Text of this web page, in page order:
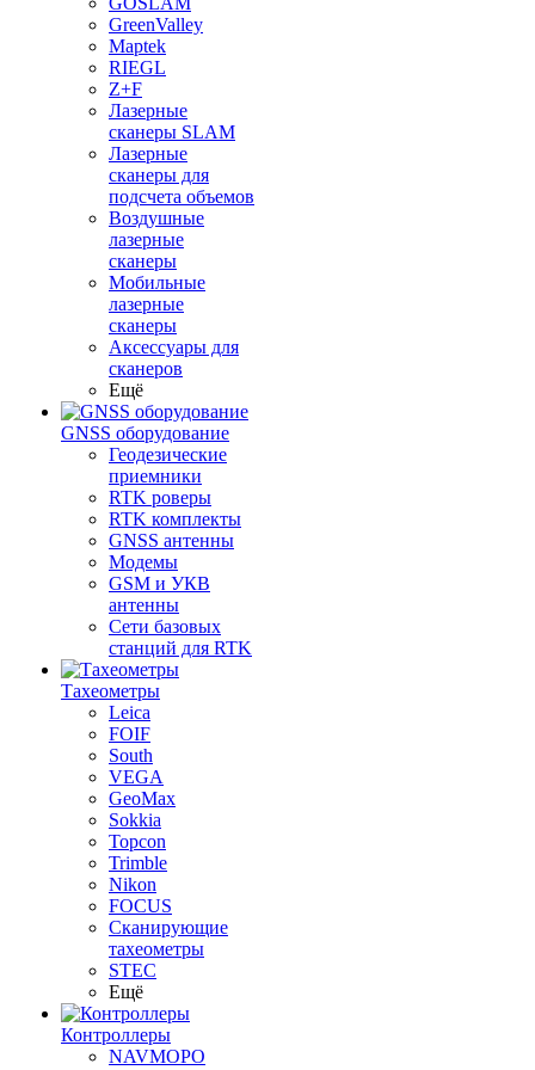
GreenValley
Maptek
RIEGL
Z+F
Лазерные
сканеры SLAM
Лазерные
сканеры для
подсчета объемов
Воздушные
лазерные
сканеры
Мобильные
лазерные
сканеры
Аксессуары для
сканеров
Ещё
GNSS оборудование
Геодезические
приемники
RTK роверы
RTK комплекты
GNSS антенны
Модемы
GSM и УКВ
антенны
Сети базовых
станций для RTK
Тахеометры
Leica
FOIF
South
VEGA
GeoMax
Sokkia
Topcon
Trimble
Nikon
FOCUS
Сканирующие
тахеометры
STEC
Ещё
Контроллеры
NAVMOPO